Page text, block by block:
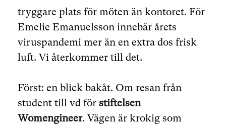
tryggare plats för möten än kontoret. För
Emelie Emanuelsson innebär årets
viruspandemi mer än en extra dos frisk
luft. Vi återkommer till det.
Först: en blick bakåt. Om resan från
student till vd för stiftelsen
Womengineer. Vägen är krokig som